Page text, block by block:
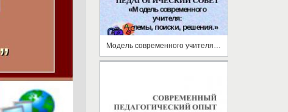
Модель современного учителя: проблемы, поиски, решения